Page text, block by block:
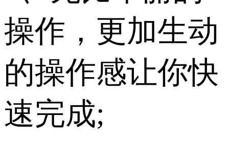
操作，更加生动
的操作感让你快
速完成;